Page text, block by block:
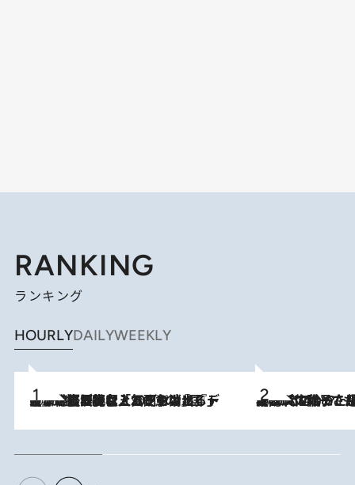
RANKING
ランキング
HOURLYDAILYWEEKLY
2026.8.5
【なぜ吉沢亮は「気配を消せる」のか？】興行収入208億の『国宝』を経て挑むミュージカル『ディア・エヴァン・ハンセン』。トップ俳優が舞台上でさらけ出した“孤独”とは 2026.8.5
【阿川佐和子さんの年とる力】なぜ70代で始めた趣味は“こんなに楽しい”のか？ ピアノ、俳句…スランプに陥っても続けられる“ある秘訣”とは